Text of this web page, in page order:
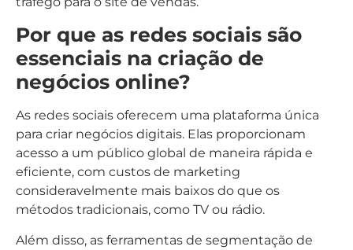
Por que as redes sociais são
essenciais na criação de
negócios online?
As redes sociais oferecem uma plataforma única
para criar negócios digitais. Elas proporcionam
acesso a um público global de maneira rápida e
eficiente, com custos de marketing
consideravelmente mais baixos do que os
métodos tradicionais, como TV ou rádio.
Além disso, as ferramentas de segmentação de